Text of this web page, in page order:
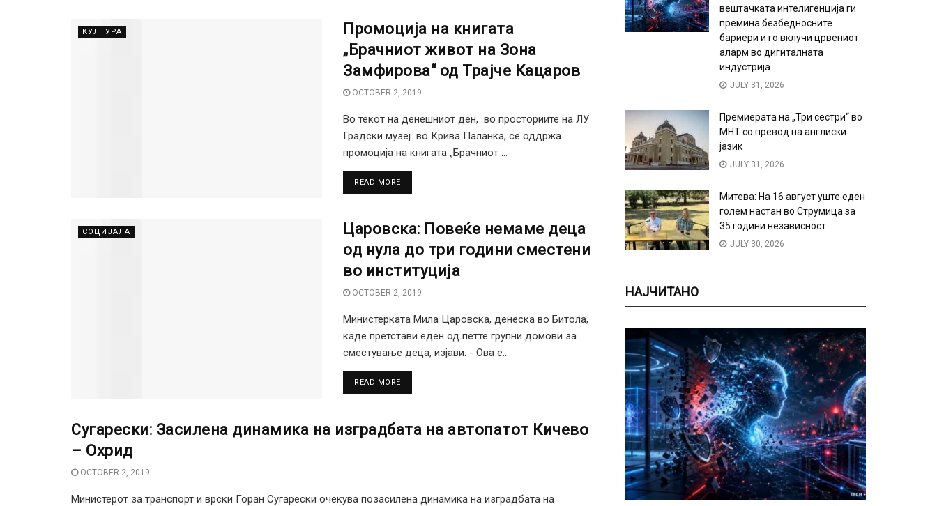
КУЛТУРА
Промоција на книгата
„Брачниот живот на Зона
Замфирова“ од Трајче Кацаров
OCTOBER 2, 2019
Во текот на денешниот ден, во просториите на ЛУ
Градски музеј во Крива Паланка, се оддржа
промоција на книгата „Брачниот ...
READ MOREDETAILS
СОЦИЈАЛА
Царовска: Повеќе немаме деца
од нула до три години сместени
во институција
OCTOBER 2, 2019
Министерката Мила Царовска, денеска во Битола,
каде претстави еден од петте групни домови за
сместување деца, изјави: - Ова е...
READ MOREDETAILS
ЕКОНОМИЈА
Сугарески: Засилена динамика на изградбата на автопатот Кичево
– Охрид
OCTOBER 2, 2019
Министерот за транспорт и врски Горан Сугарески очекува позасилена динамика на изградбата на
вештачката интелигенција ги
премина безбедносните
бариери и го вклучи црвениот
аларм во дигиталната
индустрија
JULY 31, 2026
Премиерата на „Три сестри“ во
МНТ со превод на англиски
јазик
JULY 31, 2026
Митева: На 16 август уште еден
голем настан во Струмица за
35 години независност
JULY 30, 2026
НАЈЧИТАНО